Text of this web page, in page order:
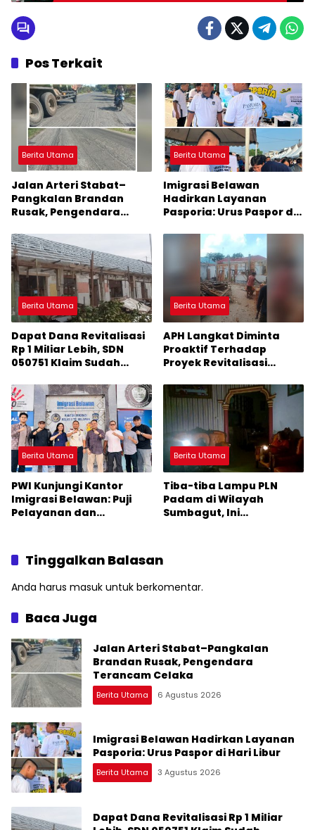
Pos Terkait
Berita Utama
Jalan Arteri Stabat–
Pangkalan Brandan
Rusak, Pengendara
Berita Utama
Imigrasi Belawan
Hadirkan Layanan
Pasporia: Urus Paspor di
Berita Utama
Dapat Dana Revitalisasi
Rp 1 Miliar Lebih, SDN
050751 Klaim Sudah
Arahan Perencana
Berita Utama
APH Langkat Diminta
Proaktif Terhadap
Proyek Revitalisasi
Berita Utama
PWI Kunjungi Kantor
Imigrasi Belawan: Puji
Pelayanan dan
Berita Utama
Tiba-tiba Lampu PLN
Padam di Wilayah
Sumbagut, Ini
Tinggalkan Balasan
Anda harus masuk untuk berkomentar.
Baca Juga
Jalan Arteri Stabat–Pangkalan
Brandan Rusak, Pengendara
Terancam Celaka
Berita Utama 6 Agustus 2026
Imigrasi Belawan Hadirkan Layanan
Pasporia: Urus Paspor di Hari Libur
Berita Utama 3 Agustus 2026
Dapat Dana Revitalisasi Rp 1 Miliar